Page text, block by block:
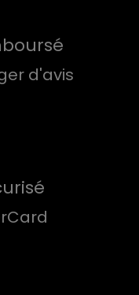
d'avis